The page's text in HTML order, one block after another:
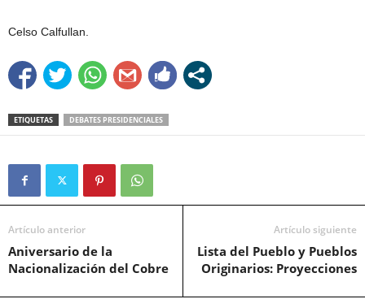
Celso Calfullan.
ETIQUETAS DEBATES PRESIDENCIALES
Artículo anterior
Aniversario de la
Nacionalización del Cobre
Artículo siguiente
Lista del Pueblo y Pueblos
Originarios: Proyecciones